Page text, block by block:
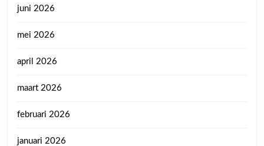
juni 2026
mei 2026
april 2026
maart 2026
februari 2026
januari 2026